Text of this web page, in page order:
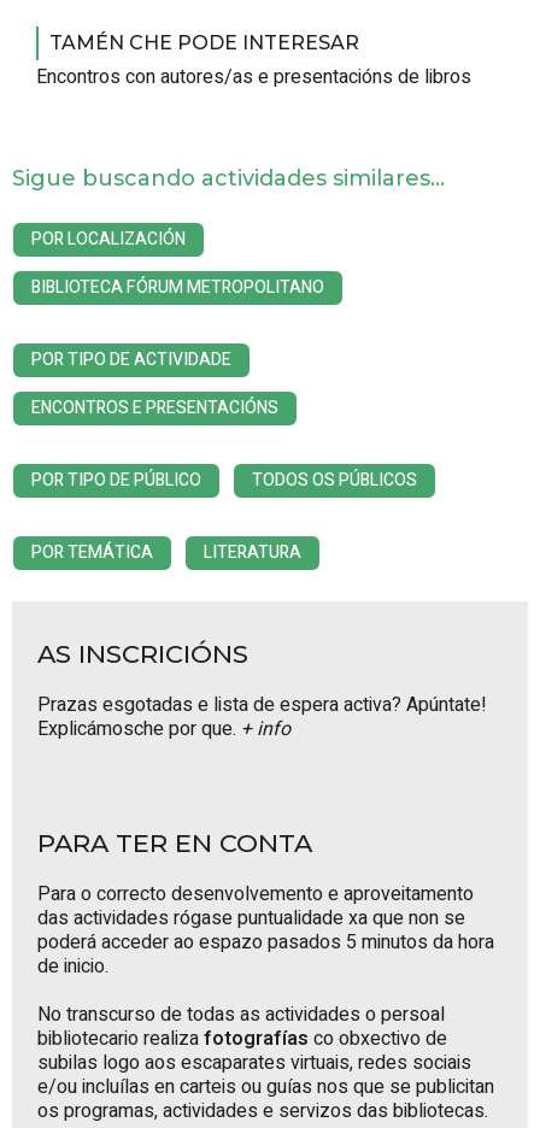
TAMÉN CHE PODE INTERESAR
Encontros con autores/as e presentacións de libros
Sigue buscando actividades similares...
POR LOCALIZACIÓN
BIBLIOTECA FÓRUM METROPOLITANO
POR TIPO DE ACTIVIDADE
ENCONTROS E PRESENTACIÓNS
POR TIPO DE PÚBLICO TODOS OS PÚBLICOS
POR TEMÁTICA LITERATURA
AS INSCRICIÓNS
Prazas esgotadas e lista de espera activa? Apúntate!
Explicámosche por que. + info
PARA TER EN CONTA
Para o correcto desenvolvemento e aproveitamento
das actividades rógase puntualidade xa que non se
poderá acceder ao espazo pasados 5 minutos da hora
de inicio.
No transcurso de todas as actividades o persoal
bibliotecario realizafotografías co obxectivo de
subilas logo aos escaparates virtuais, redes sociais
e/ou incluílas en carteis ou guías nos que se publicitan
os programas, actividades e servizos das bibliotecas.